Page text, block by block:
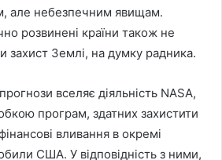
але небезпечним явищам.
розвинені країни також не
захист Землі, на думку радника.
вселяє діяльність NASA,
програм, здатних захистити
вливання в окремі
США. У відповідність з ними,